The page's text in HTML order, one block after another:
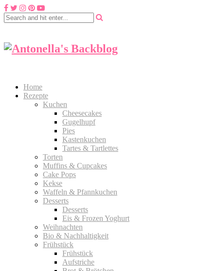
Home
Rezepte
Kuchen
Cheesecakes
Gugelhupf
Pies
Kastenkuchen
Tartes & Tartlettes
Torten
Muffins & Cupcakes
Cake Pops
Kekse
Waffeln & Pfannkuchen
Desserts
Desserts
Eis & Frozen Yoghurt
Weihnachten
Bio & Nachhaltigkeit
Frühstück
Frühstück
Aufstriche